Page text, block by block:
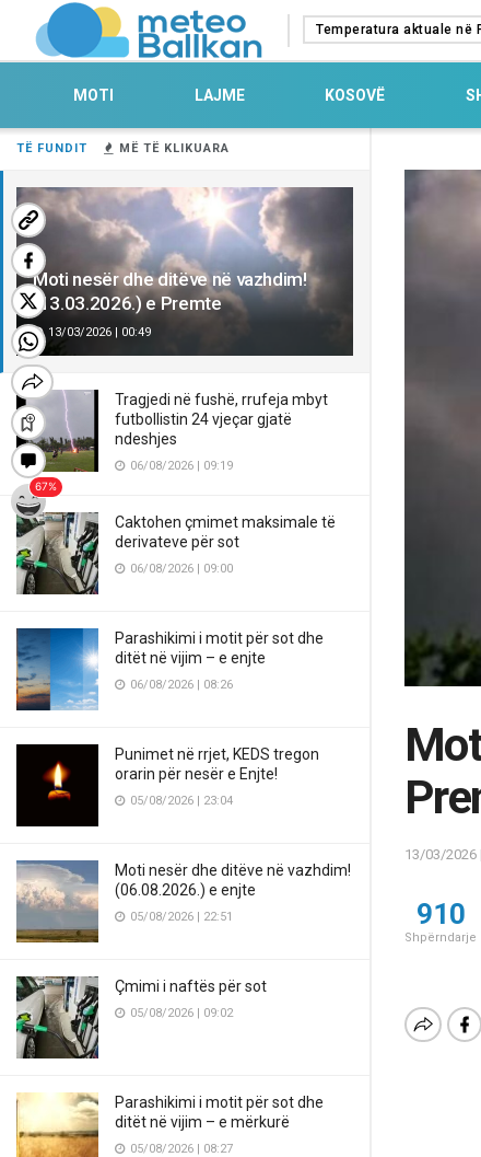
TË FUNDIT MË TË KLIKUARA
Moti nesër dhe ditëve në vazhdim!
(13.03.2026.) e Premte
13/03/2026 | 00:49
Tragjedi në fushë, rrufeja mbyt
futbollistin 24 vjeçar gjatë
ndeshjes
06/08/2026 | 09:19
Caktohen çmimet maksimale të
derivateve për sot
06/08/2026 | 09:00
Parashikimi i motit për sot dhe
ditët në vijim – e enjte
06/08/2026 | 08:26
Punimet në rrjet, KEDS tregon
orarin për nesër e Enjte!
05/08/2026 | 23:04
Moti nesër dhe ditëve në vazhdim!
(06.08.2026.) e enjte
05/08/2026 | 22:51
Çmimi i naftës për sot
05/08/2026 | 09:02
Parashikimi i motit për sot dhe
ditët në vijim – e mërkurë
05/08/2026 | 08:27
Temperatura aktuale në
MOTI LAJME KOSOVË
13/03/2026
910
Shpërndarje